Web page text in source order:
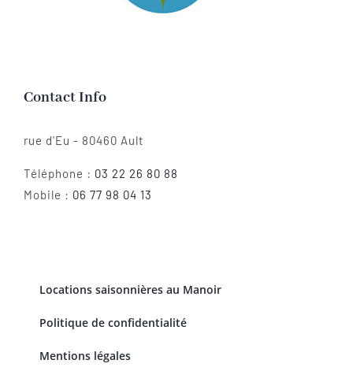
Contact Info
rue d'Eu - 80460 Ault
Téléphone : 03 22 26 80 88
Mobile : 06 77 98 04 13
Locations saisonnières au Manoir
Politique de confidentialité
Mentions légales